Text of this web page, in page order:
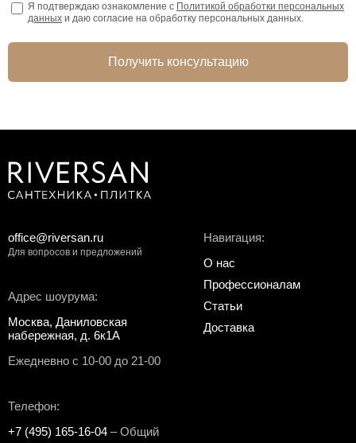
Я подтверждаю ознакомление с Политикой обработки персональных
данных и даю согласие на обработку персональных данных.
Получить консультацию
Адрес шоурума:
Москва, Даниловская
набережная, д. 6к1А
Ежедневно с 10-00 до 21-00
Телефон:
+7 (495) 165-16-04 – Общий
Навигация:
О нас
Профессионалам
Статьи
Доставка
office@riversan.ru
Для вопросов и предложений